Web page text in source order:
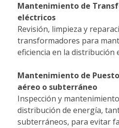
Mantenimiento de
eléctricos
Revisión, limpieza y
transformadores para
eficiencia en la distribución
Mantenimiento de
aéreo o subterráneo
Inspección y
distribución de energía,
subterráneos, para evitar